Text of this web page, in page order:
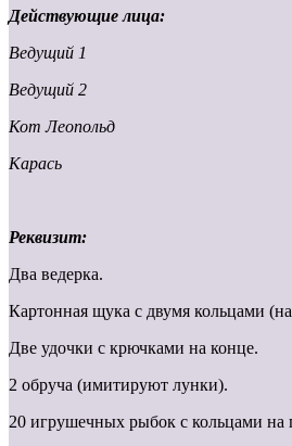
Действующие лица:
Ведущий 1
Ведущий 2
Кот Леопольд
Карась
Реквизит:
Два ведерка.
Картонная щука с двумя кольцами
Две удочки с крючками на конце.
2 обруча (имитируют лунки).
20 игрушечных рыбок с кольцами на